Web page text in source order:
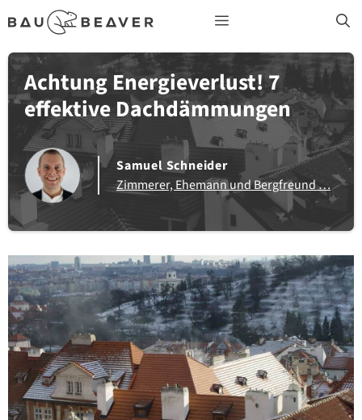
Inhalt
springen
Menü
Achtung Energieverlust! 7
effektive Dachdämmungen
Samuel Schneider
Zimmerer, Ehemann und Bergfreund …